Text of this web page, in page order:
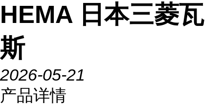
HEMA 日本三菱瓦
斯
2026-05-21
产品详情